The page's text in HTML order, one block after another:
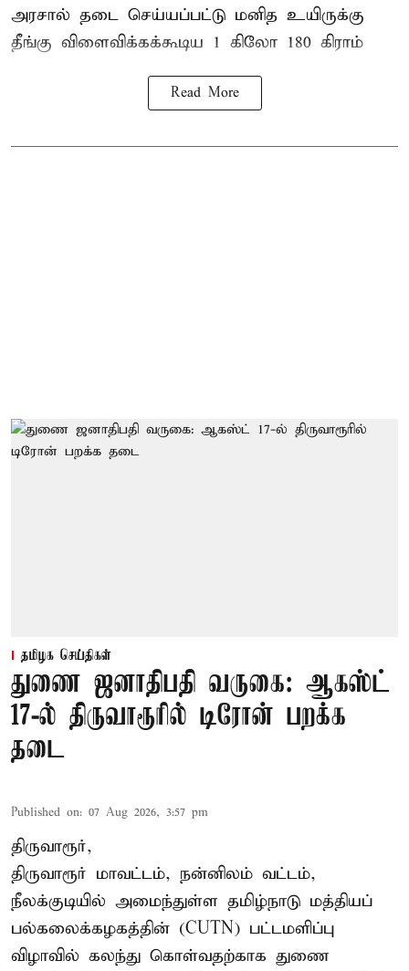
அரசால் தடை செய்யப்பட்டு மனித உயிருக்கு
தீங்கு விளைவிக்கக்கூடிய 1 கிலோ 180 கிராம்
Read More
தமிழக செய்திகள்
துணை ஜனாதிபதி வருகை: ஆகஸ்ட்
17-ல் திருவாரூரில் டிரோன் பறக்க
தடை
Published on: 07 Aug 2026, 3:57 pm
திருவாரூர்,
திருவாரூர் மாவட்டம், நன்னிலம் வட்டம்,
நீலக்குடியில் அமைந்துள்ள தமிழ்நாடு மத்தியப்
பல்கலைக்கழகத்தின் (CUTN) பட்டமளிப்பு
விழாவில் கலந்து கொள்வதற்காக துணை